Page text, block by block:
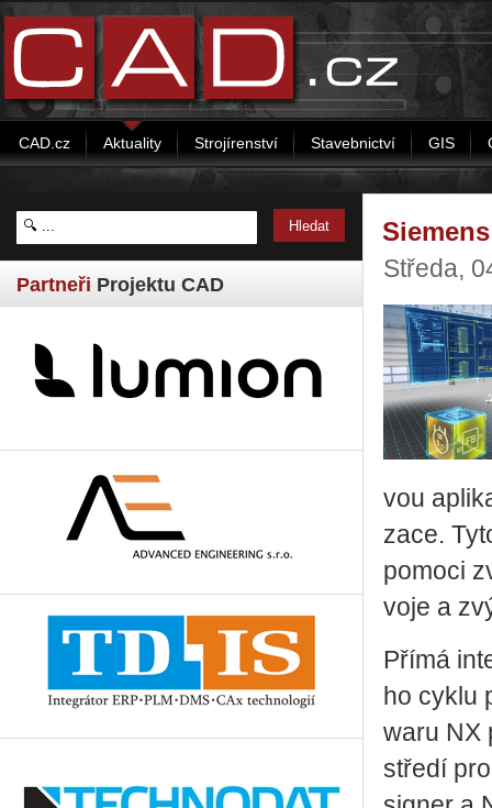
CAD.cz Aktuality Strojírenství Stavebnictví GIS
Partneři Projektu CAD
Středa,
vou
za­ce.
po­mo­ci
vo­je a
Přímá
ho cyklu
wa­ru NX
stře­dí